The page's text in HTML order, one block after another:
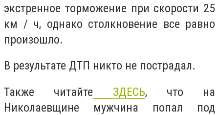
экстренное торможение при скорости 25
км / ч, однако столкновение все равно
произошло.
В результате ДТП никто не пострадал.
Также читайте ЗДЕСЬ, что на
Николаевщине мужчина попал под